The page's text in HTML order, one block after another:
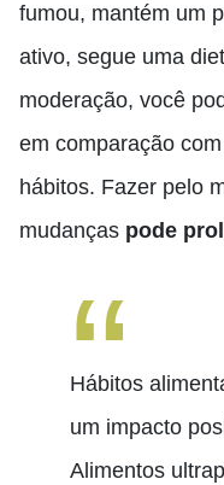
fumou, mantém um
ativo, segue uma
moderação, você
em comparação
hábitos. Fazer pelo
mudanças pode
Hábitos
um impacto
Alimentos